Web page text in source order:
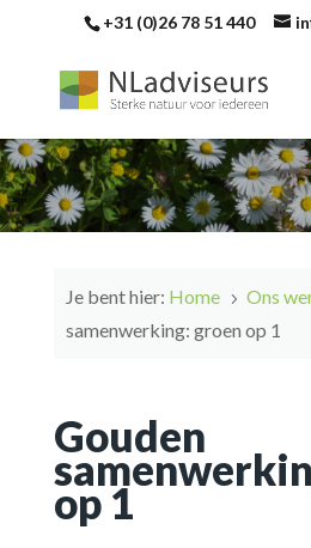
+31 (0)26 78 51 440
Je bent hier: Home 5 Ons
samenwerking: groen op 1
Gouden
op 1